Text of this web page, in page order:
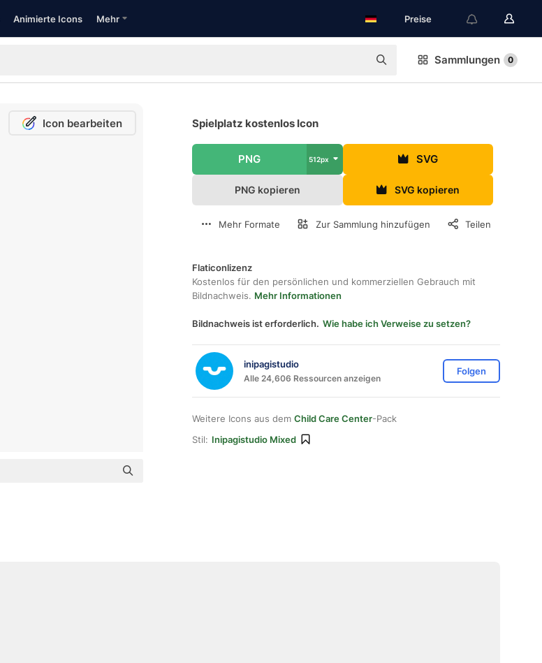
Animierte Icons Mehr Preise
Sammlungen 0
Icon bearbeiten Spielplatz kostenlos Icon
PNG 512px SVG
PNG kopieren SVG kopieren
Mehr Formate Zur Sammlung hinzufügen Teilen
Flaticonlizenz
Kostenlos für den persönlichen und kommerziellen Gebrauch mit
Bildnachweis. Mehr Informationen
Bildnachweis ist erforderlich. Wie habe ich Verweise zu setzen?
inipagistudio
Alle 24,606 Ressourcen anzeigen
Folgen
Weitere Icons aus dem Child Care Center-Pack
Stil: Inipagistudio Mixed